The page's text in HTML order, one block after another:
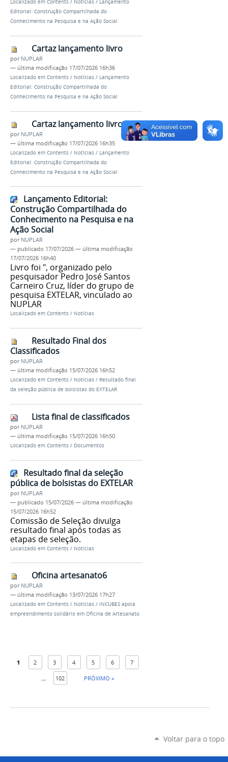
Localizado em Contents / Notícias / Lançamento
Editorial: Construção Compartilhada do
Conhecimento na Pesquisa e na Ação Social
Cartaz lançamento livro
por NUPLAR
— última modificação 17/07/2026 16h36
Localizado em Contents / Notícias / Lançamento
Editorial: Construção Compartilhada do
Conhecimento na Pesquisa e na Ação Social
Cartaz lançamento livro
por NUPLAR
— última modificação 17/07/2026 16h35
Localizado em Contents / Notícias / Lançamento
Editorial: Construção Compartilhada do
Conhecimento na Pesquisa e na Ação Social
Lançamento Editorial:
Construção Compartilhada do
Conhecimento na Pesquisa e na
Ação Social
por NUPLAR
— publicado 17/07/2026 — última modificação
17/07/2026 16h40
Livro foi ", organizado pelo
pesquisador Pedro José Santos
Carneiro Cruz, líder do grupo de
pesquisa EXTELAR, vinculado ao
NUPLAR
Localizado em Contents / Notícias
Resultado Final dos
Classificados
por NUPLAR
— última modificação 15/07/2026 16h52
Localizado em Contents / Notícias / Resultado final
da seleção pública de bolsistas do EXTELAR
Lista final de classificados
por NUPLAR
— última modificação 15/07/2026 16h50
Localizado em Contents / Documentos
Resultado final da seleção
pública de bolsistas do EXTELAR
por NUPLAR
— publicado 15/07/2026 — última modificação
15/07/2026 16h52
Comissão de Seleção divulga
resultado final após todas as
etapas de seleção.
Localizado em Contents / Notícias
Oficina artesanato6
por NUPLAR
— última modificação 13/07/2026 17h27
Localizado em Contents / Notícias / INCUBES apoia
empreendimento solidário em Oficina de Artesanato
1 2 3 4 5 6 7
... 102 PRÓXIMO »
Voltar para o topo